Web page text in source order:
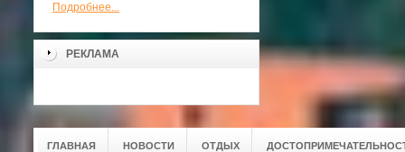
Подробнее...
РЕКЛАМА
ГЛАВНАЯ НОВОСТИ ОТДЫХ